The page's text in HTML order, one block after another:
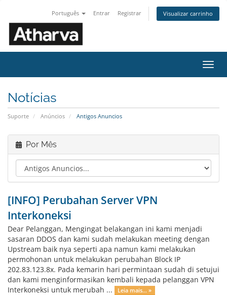
Português Entrar Registrar Visualizar carrinho
Notícias
Suporte Anúncios Antigos Anuncios
Por Mês
[INFO] Perubahan Server VPN
Interkoneksi
Dear Pelanggan, Mengingat belakangan ini kami menjadi
sasaran DDOS dan kami sudah melakukan meeting dengan
Upstream baik nya seperti apa namun kami melakukan
permohonan untuk melakukan perubahan Block IP
202.83.123.8x. Pada kemarin hari permintaan sudah di setujui
dan kami menginformasikan kembali kepada pelanggan VPN
Interkoneksi untuk merubah ...
Leia mais... »